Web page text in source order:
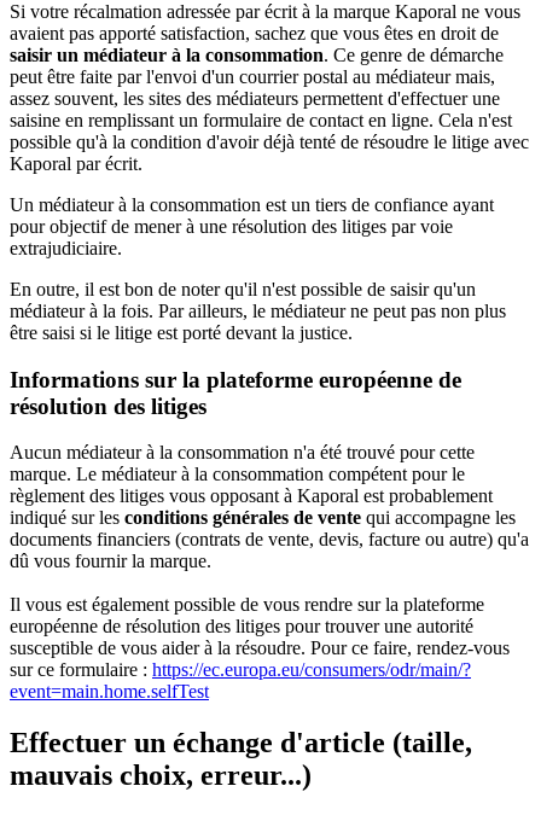
Si votre récalmation adressée par écrit à la marque Kaporal ne vous
avaient pas apporté satisfaction, sachez que vous êtes en droit de
saisir un médiateur à la consommation. Ce genre de démarche
peut être faite par l'envoi d'un courrier postal au médiateur mais,
assez souvent, les sites des médiateurs permettent d'effectuer une
saisine en remplissant un formulaire de contact en ligne. Cela n'est
possible qu'à la condition d'avoir déjà tenté de résoudre le litige avec
Kaporal par écrit.
Un médiateur à la consommation est un tiers de confiance ayant
pour objectif de mener à une résolution des litiges par voie
extrajudiciaire.
En outre, il est bon de noter qu'il n'est possible de saisir qu'un
médiateur à la fois. Par ailleurs, le médiateur ne peut pas non plus
être saisi si le litige est porté devant la justice.
Informations sur la plateforme européenne de
résolution des litiges
Aucun médiateur à la consommation n'a été trouvé pour cette
marque. Le médiateur à la consommation compétent pour le
règlement des litiges vous opposant à Kaporal est probablement
indiqué sur les conditions générales de vente qui accompagne les
documents financiers (contrats de vente, devis, facture ou autre) qu'a
dû vous fournir la marque.
Il vous est également possible de vous rendre sur la plateforme
européenne de résolution des litiges pour trouver une autorité
susceptible de vous aider à la résoudre. Pour ce faire, rendez-vous
sur ce formulaire : https://ec.europa.eu/consumers/odr/main/?
event=main.home.selfTest
Effectuer un échange d'article (taille,
mauvais choix, erreur...)